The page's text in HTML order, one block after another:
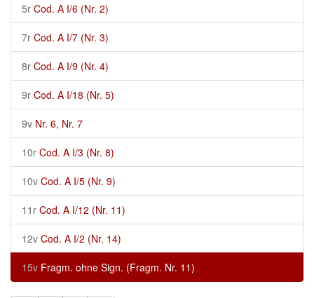
5r Cod. A I/6 (Nr. 2)
7r Cod. A I/7 (Nr. 3)
8r Cod. A I/9 (Nr. 4)
9r Cod. A I/18 (Nr. 5)
9v Nr. 6, Nr. 7
10r Cod. A I/3 (Nr. 8)
10v Cod. A I/5 (Nr. 9)
11r Cod. A I/12 (Nr. 11)
12v Cod. A I/2 (Nr. 14)
15v Fragm. ohne Sign. (Fragm. Nr. 11)